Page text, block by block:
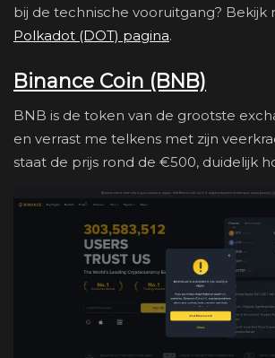
bij de technische vooruitgang? Bekijk
Polkadot (DOT) pagina.
Binance Coin (BNB)
BNB is de token van de grootste
en verrast me telkens met zijn
staat de prijs rond de €500, duidelijk